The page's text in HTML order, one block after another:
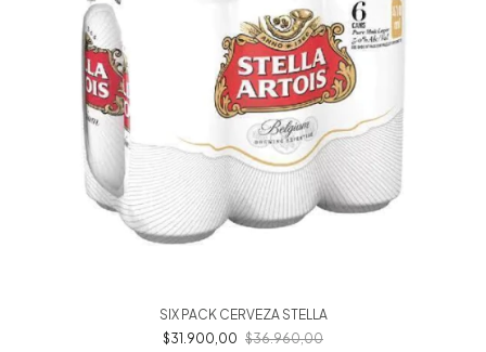
SIX PACK CERVEZA STELLA
$31.900,00 $36.960,00